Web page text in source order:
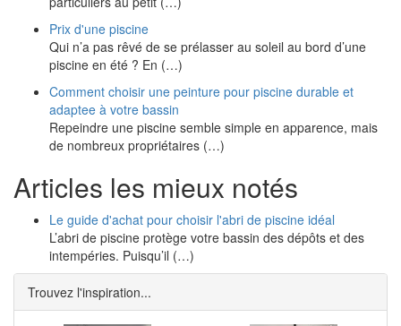
Prix d'une piscine
Qui n’a pas rêvé de se prélasser au soleil au bord d’une
piscine en été ? En (…)
Comment choisir une peinture pour piscine durable et
adaptee à votre bassin
Repeindre une piscine semble simple en apparence, mais
de nombreux propriétaires (…)
Articles les mieux notés
Le guide d'achat pour choisir l'abri de piscine idéal
L’abri de piscine protège votre bassin des dépôts et des
intempéries. Puisqu’il (…)
Trouvez l'inspiration...